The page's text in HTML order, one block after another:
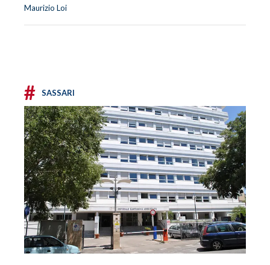
Maurizio Loi
# SASSARI